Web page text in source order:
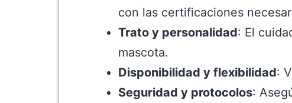
con las certificaciones
Trato y personalidad: El
mascota.
Disponibilidad y flexibilidad:
Seguridad y protocolos: